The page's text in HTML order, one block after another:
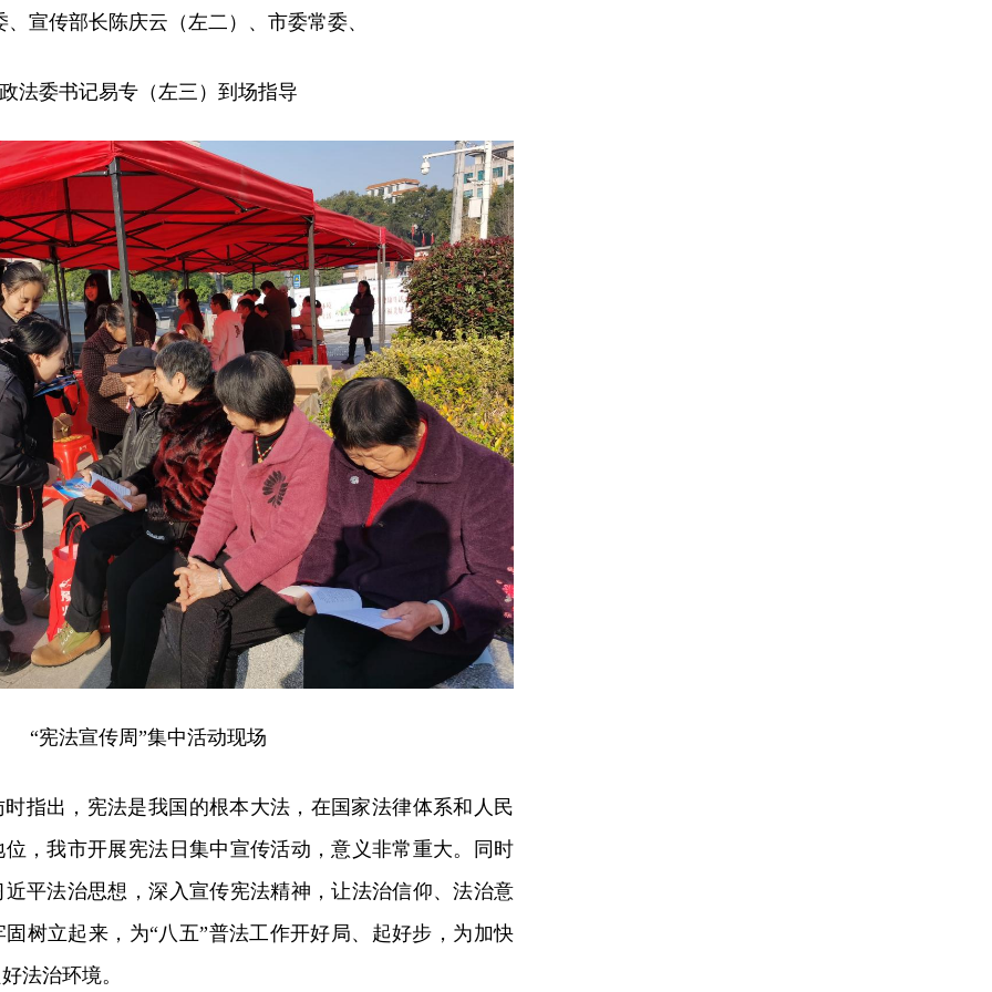
、宣传部长陈庆云（左二）、市委常委、
政法委书记易专（左三）到场指导
“宪法宣传周”集中活动现场
指出，宪法是我国的根本大法，在国家法律体系和人民
，我市开展宪法日集中宣传活动，意义非常重大。同时
平法治思想，深入宣传宪法精神，让法治信仰、法治意
树立起来，为“八五”普法工作开好局、起好步，为加快
良好法治环境。